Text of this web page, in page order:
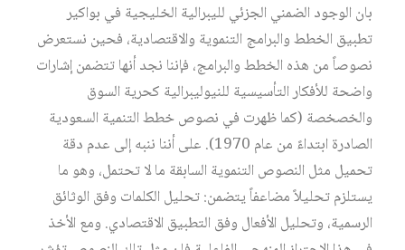
بان الوجود الضمني الجزئي لليبرالية الخليجية في بواكير
تطبيق الخطط والبرامج التنموية والاقتصادية، فحين نستعرض
نصوصاً من هذه الخطط والبرامج، فإننا نجد أنها تتضمن إشارات
واضحة للأفكار التأسيسية للنيوليبرالية كحرية السوق
والخصخصة (كما ظهرت في نصوص خطط التنمية السعودية
الصادرة ابتداءً من عام 1970). على أننا ننبه إلى عدم دقة
تحميل مثل النصوص التنموية السابقة ما لا تحتمل، وهو ما
يستلزم تحليلاً مضاعفاً يتضمن: تحليل الكلمات وفق الوثائق
الرسمية، وتحليل الأفعال وفق التطبيق الاقتصادي. ومع الأخذ